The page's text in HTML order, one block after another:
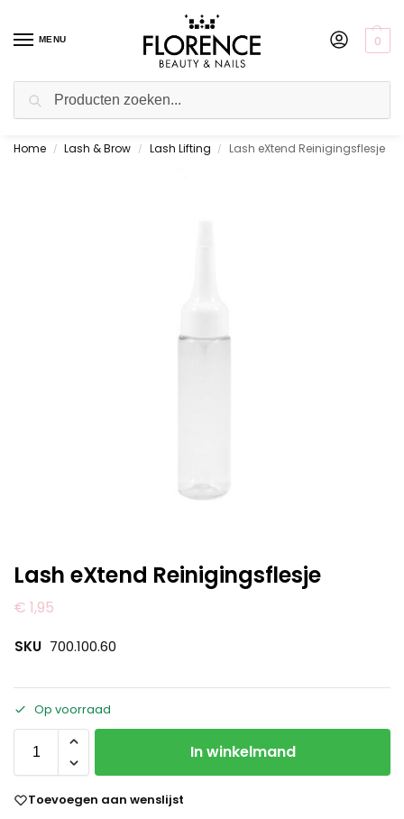
MENU 0
Gratis ophalen in de showroom
Home / Lash & Brow / Lash Lifting / Lash eXtend Reinigingsflesje
Lash eXtend Reinigingsflesje
€ 1,95
SKU 700.100.60
Op voorraad
In winkelmand
Toevoegen aan wenslijst